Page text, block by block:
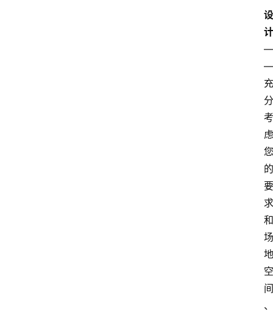
设
计
—
—
充
分
考
虑
您
的
要
求
和
场
地
空
间
、